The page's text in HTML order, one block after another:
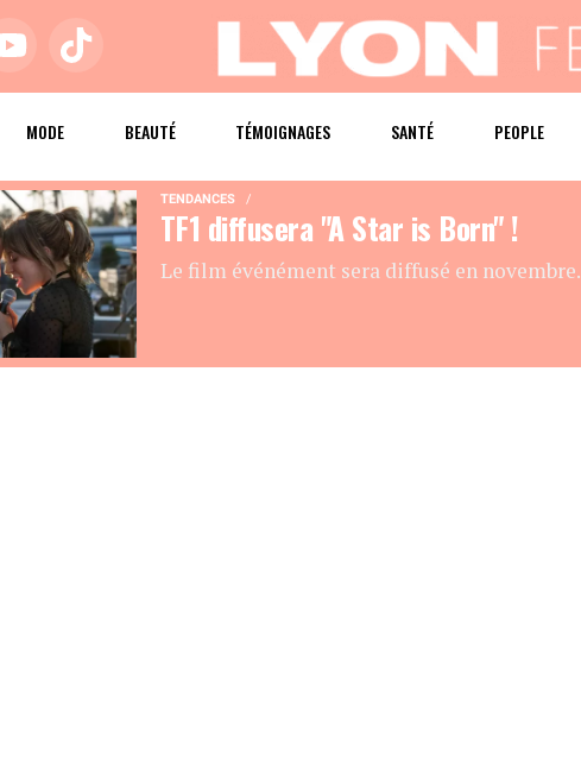
MODE BEAUTÉ TÉMOIGNAGES SANTÉ PEOPLE
TENDANCES
TF1 diffusera "A Star is Born" !
Le film événément sera diffusé en novembre.